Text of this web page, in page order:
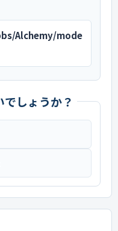
Alchemy/mode
しょうか？